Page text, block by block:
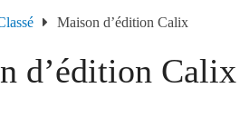
Maison d’édition Calix
d’édition Calix